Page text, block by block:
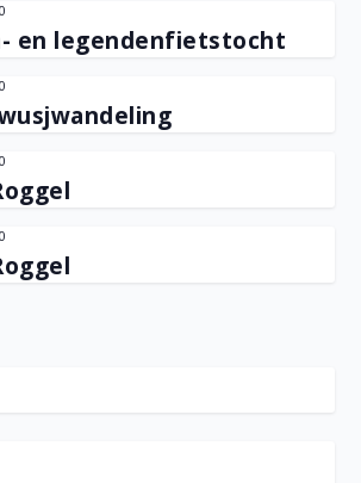
en legendenfietstocht